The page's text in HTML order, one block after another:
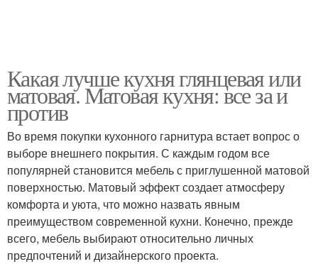
Какая лучше кухня глянцевая или
матовая. Матовая кухня: все за и
против
Во время покупки кухонного гарнитура встает вопрос о
выборе внешнего покрытия. С каждым годом все
популярней становится мебель с приглушенной матовой
поверхностью. Матовый эффект создает атмосферу
комфорта и уюта, что можно назвать явным
преимуществом современной кухни. Конечно, прежде
всего, мебель выбирают относительно личных
предпочтений и дизайнерского проекта.